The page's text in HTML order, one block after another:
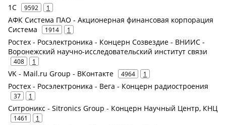
1С 9592 1
АФК Система ПАО - Акционерная финансовая корпорация
Система
1914 1
Ростех - Росэлектроника - Концерн Созвездие - ВНИИС -
Воронежский научно-исследовательский институт связи
408 1
VK - Mail.ru Group - ВКонтакте 4964 1
Ростех - Росэлектроника - Вега - Концерн радиостроения
37 1
Ситроникс - Sitronics Group - Концерн Научный Центр, КНЦ
1461 1